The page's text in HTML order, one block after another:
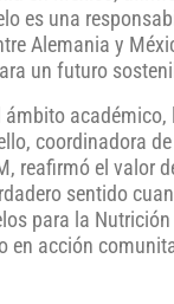
es una
Alemania y
un futuro
ámbito
coordinadora
reafirmó el valor
sentido
para la
en acción